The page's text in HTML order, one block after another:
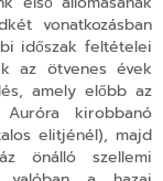
vonatkozásban
időszak feltételei
az ötvenes évek
amely előbb az
kirobbanó
elitjénél), majd
önálló szellemi